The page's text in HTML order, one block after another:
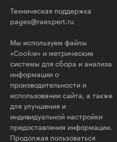
Техническая поддержка
pages@raexpert.ru
Мы используем файлы
«Cookie» и метрические
системы для сбора и анализа
информации о
производительности и
использовании сайта, а также
для улучшения и
индивидуальной настройки
предоставления информации.
Продолжая пользоваться